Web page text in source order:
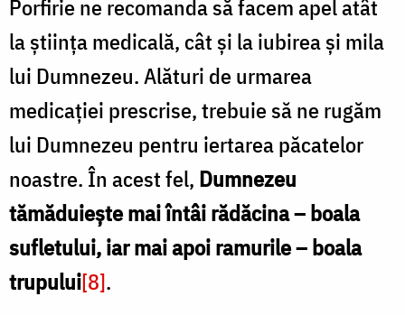
Porfirie ne recomanda să facem apel atât
la știința medicală, cât și la iubirea și mila
lui Dumnezeu. Alături de urmarea
medicației prescrise, trebuie să ne rugăm
lui Dumnezeu pentru iertarea păcatelor
noastre. În acest fel, Dumnezeu
tămăduiește mai întâi rădăcina – boala
sufletului, iar mai apoi ramurile – boala
trupului[8].